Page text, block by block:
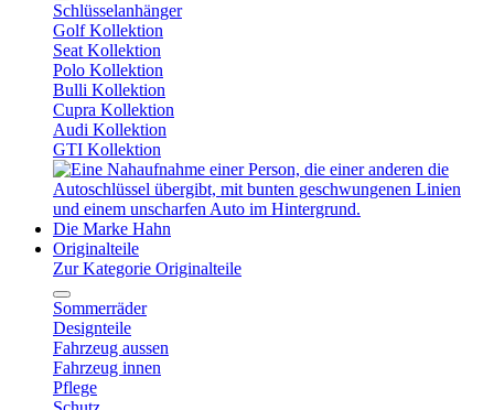
Schlüsselanhänger
Golf Kollektion
Seat Kollektion
Polo Kollektion
Bulli Kollektion
Cupra Kollektion
Audi Kollektion
GTI Kollektion
Die Marke Hahn
Originalteile
Zur Kategorie Originalteile
Sommerräder
Designteile
Fahrzeug aussen
Fahrzeug innen
Pflege